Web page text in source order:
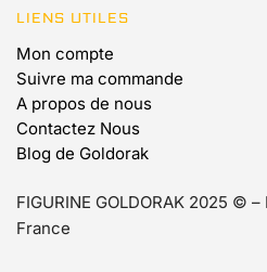
LIENS UTILES
Mon compte
Suivre ma commande
A propos de nous
Contactez Nous
Blog de Goldorak
FIGURINE GOLDORAK 2025 ©
France